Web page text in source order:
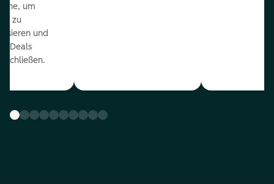
um
zu
und
Deals